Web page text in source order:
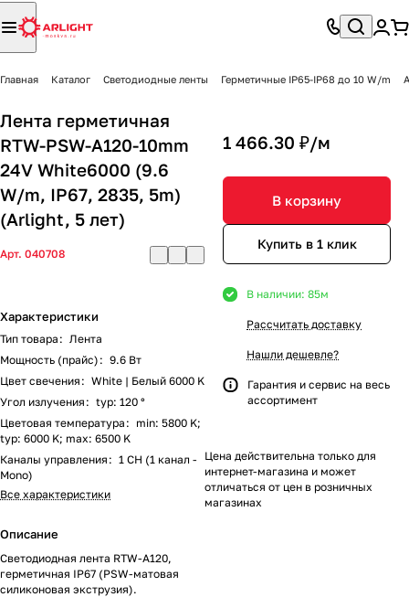
Главная Каталог Светодиодные ленты Герметичные IP65-IP68 до 10 W/m
Лента герметичная
RTW-PSW-A120-10mm
24V White6000 (9.6
W/m, IP67, 2835, 5m)
(Arlight, 5 лет)
Арт. 040708
Характеристики
Тип товара : Лента
Мощность (прайс) : 9.6 Вт
Цвет свечения : White | Белый 6000 K
Угол излучения : typ: 120 °
Цветовая температура : min: 5800 K;
typ: 6000 K; max: 6500 K
Каналы управления : 1 CH (1 канал -
Mono)
Все характеристики
Описание
Светодиодная лента RTW-A120,
герметичная IP67 (PSW-матовая
силиконовая экструзия).
1 466.30 ₽/м
В корзину
Купить в 1 клик
В наличии: 85м
Рассчитать доставку
Нашли дешевле?
Гарантия и сервис на весь
ассортимент
Цена действительна только для
интернет-магазина и может
отличаться от цен в розничных
магазинах